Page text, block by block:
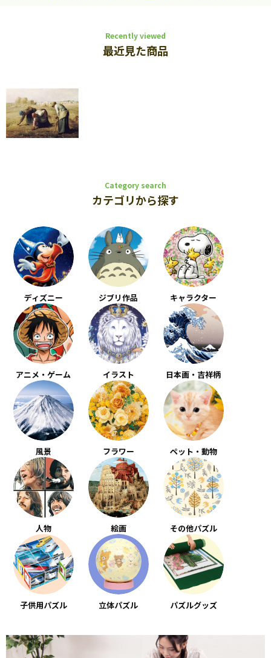
Recently viewed
最近見た商品
Category search
カテゴリから探す
ディズニー ジブリ作品 キャラクター
アニメ・ゲーム イラスト 日本画・吉祥柄
風景 フラワー ペット・動物
人物 絵画 その他パズル
子供用パズル 立体パズル パズルグッズ